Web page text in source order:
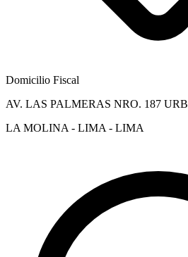
Domicilio Fiscal
AV. LAS PALMERAS NRO. 187
LA MOLINA - LIMA - LIMA